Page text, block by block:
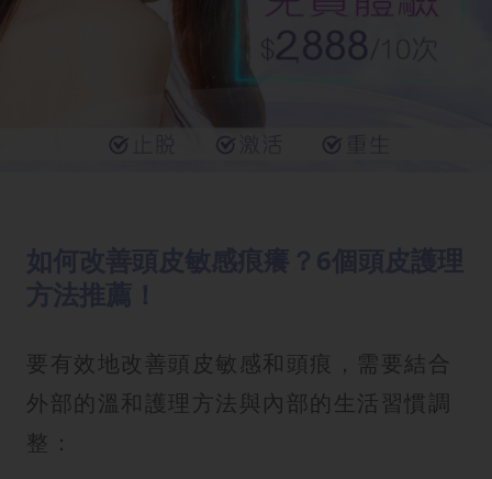
要有效地改善頭皮敏感和頭痕，需要結合
外部的溫和護理方法與內部的生活習慣調
整：